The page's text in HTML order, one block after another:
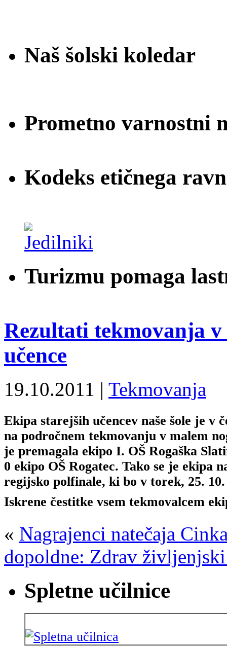
Naš šolski koledar
Prometno varnostni
Kodeks etičnega
Turizmu pomaga
Rezultati tekmovanja v
učence
19.10.2011 | Tekmovanja
Ekipa starejših učencev naše šole je v
na področnem tekmovanju v malem
je premagala ekipo I. OŠ Rogaška
0 ekipo OŠ Rogatec. Tako se je ekipa
regijsko polfinale, ki bo v torek, 25.
Iskrene čestitke vsem tekmovalcem
« Nagrajenci natečaja
dopoldne: Zdrav
Spletne učilnice